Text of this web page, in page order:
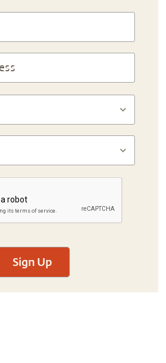
Sign Up